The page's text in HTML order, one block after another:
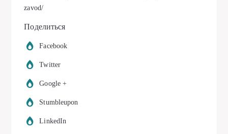
zavod/
Поделиться
Facebook
Twitter
Google +
Stumbleupon
LinkedIn